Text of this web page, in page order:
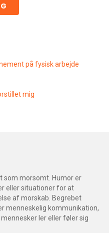
på fysisk arbejde
mig
som morsomt. Humor er
eller situationer for at
af morskab. Begrebet
menneskelig kommunikation,
ler eller føler sig